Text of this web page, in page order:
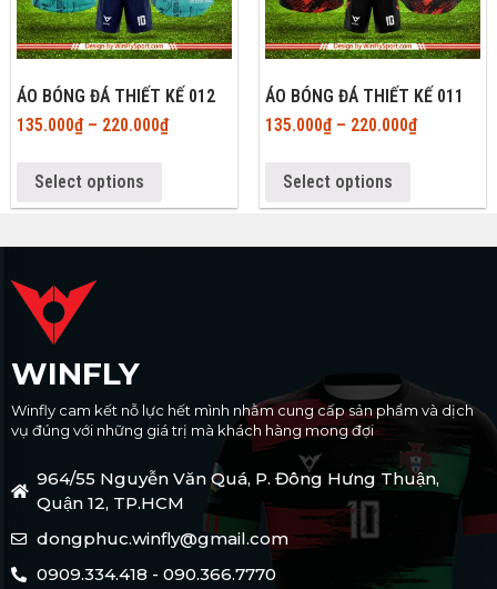
ÁO BÓNG ĐÁ THIẾT KẾ 012
135.000₫– 220.000₫
Select options
ÁO BÓNG ĐÁ THIẾT KẾ 011
135.000₫– 220.000₫
Select options
WINFLY
Winfly cam kết nỗ lực hết mình nhằm cung cấp sản phẩm và dịch
vụ đúng với những giá trị mà khách hàng mong đợi
964/55 Nguyễn Văn Quá, P. Đông Hưng Thuận,
Quận 12, TP.HCM
dongphuc.winfly@gmail.com
0909.334.418 - 090.366.7770